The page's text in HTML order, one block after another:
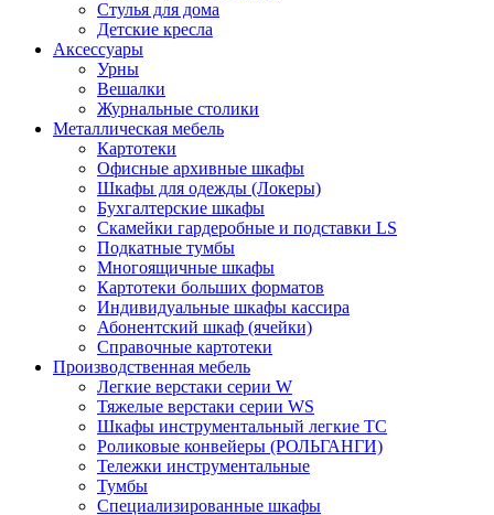
Стулья для дома
Детские кресла
Аксессуары
Урны
Вешалки
Журнальные столики
Металлическая мебель
Картотеки
Офисные архивные шкафы
Шкафы для одежды (Локеры)
Бухгалтерские шкафы
Скамейки гардеробные и подставки LS
Подкатные тумбы
Многоящичные шкафы
Картотеки больших форматов
Индивидуальные шкафы кассира
Абонентский шкаф (ячейки)
Справочные картотеки
Производственная мебель
Легкие верстаки серии W
Тяжелые верстаки серии WS
Шкафы инструментальный легкие ТС
Роликовые конвейеры (РОЛЬГАНГИ)
Тележки инструментальные
Тумбы
Специализированные шкафы